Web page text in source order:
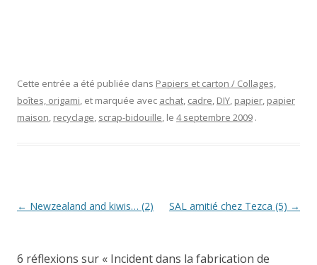
Cette entrée a été publiée dans Papiers et carton / Collages,
boîtes, origami, et marquée avec achat, cadre, DIY, papier, papier
maison, recyclage, scrap-bidouille, le 4 septembre 2009 .
Navigation
← Newzealand and kiwis… (2) SAL amitié chez Tezca (5) →
6 réflexions sur « Incident dans la fabrication de